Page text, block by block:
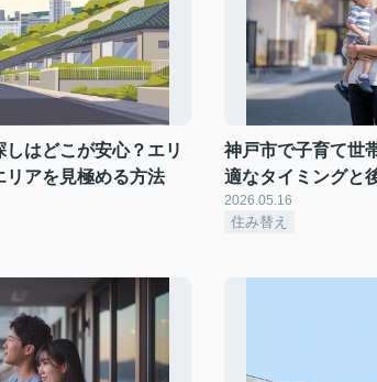
はどこが安心？エリ
リアを見極める方法
神戸市で子育て世
適なタイミングと
2026.05.16
住み替え